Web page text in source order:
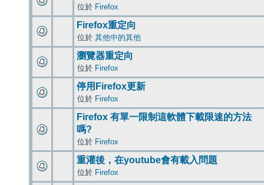
位於 Firefox
Firefox重定向
位於 其他中的其他
瀏覽器重定向
位於 Firefox
停用Firefox更新
位於 Firefox
Firefox 有單一限制這軟體下載限速的方法
嗎?
位於 Firefox
重灌後，在youtube會有載入問題
位於 Firefox